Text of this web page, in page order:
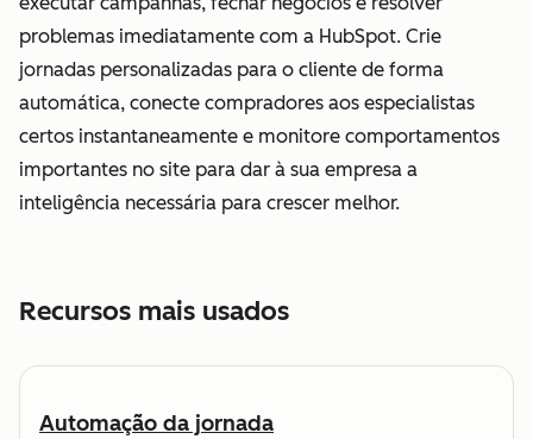
problemas imediatamente com a HubSpot. Crie
jornadas personalizadas para o cliente de forma
automática, conecte compradores aos especialistas
certos instantaneamente e monitore comportamentos
importantes no site para dar à sua empresa a
inteligência necessária para crescer melhor.
Recursos mais usados
Automação da jornada